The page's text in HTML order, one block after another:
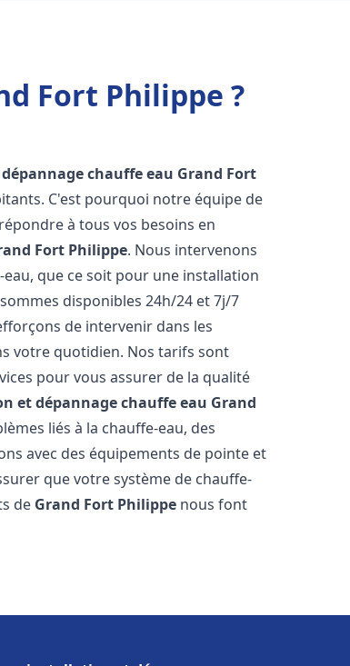
Fort Philippe ?
chauffe eau Grand Fort
C'est pourquoi notre équipe de
à tous vos besoins en
Fort Philippe. Nous intervenons
que ce soit pour une installation
disponibles 24h/24 et 7j/7
de intervenir dans les
votre quotidien. Nos tarifs sont
pour vous assurer de la qualité
et dépannage chauffe eau Grand
liés à la chauffe-eau, des
avec des équipements de pointe et
que votre système de chauffe-
de Grand Fort Philippe nous font